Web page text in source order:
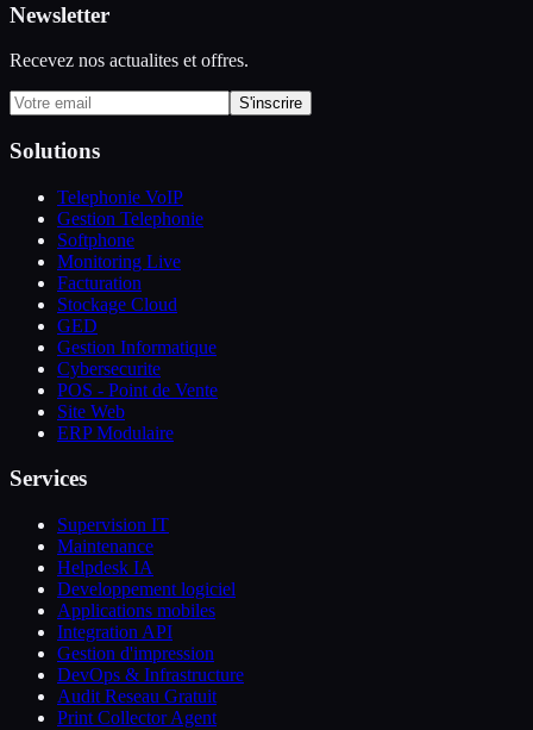
Newsletter
Recevez nos actualites et offres.
S'inscrire
Solutions
Telephonie VoIP
Gestion Telephonie
Softphone
Monitoring Live
Facturation
Stockage Cloud
GED
Gestion Informatique
Cybersecurite
POS - Point de Vente
Site Web
ERP Modulaire
Services
Supervision IT
Maintenance
Helpdesk IA
Developpement logiciel
Applications mobiles
Integration API
Gestion d'impression
DevOps & Infrastructure
Audit Reseau Gratuit
Print Collector Agent